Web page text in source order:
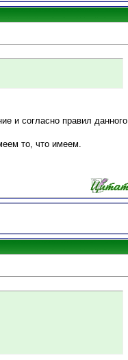
и согласно правил данного
то, что имеем.